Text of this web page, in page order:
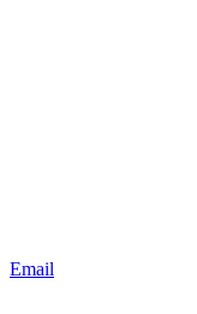
Email